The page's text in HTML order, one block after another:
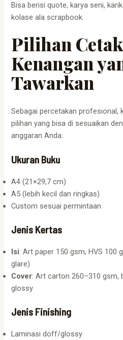
Bisa berisi quote, karya seni,
kolase ala scrapbook.
Pilihan
Kenangan
Tawarkan
Sebagai percetakan profesional,
pilihan yang bisa di sesuaikan
anggaran Anda:
Ukuran Buku
A4 (21×29,7 cm)
A5 (lebih kecil dan ringkas)
Custom sesuai permintaan
Jenis Kertas
Isi: Art paper 150 gsm, HVS 100
glare)
Cover: Art carton 260–310 gsm,
glossy
Jenis Finishing
Laminasi doff/glossy